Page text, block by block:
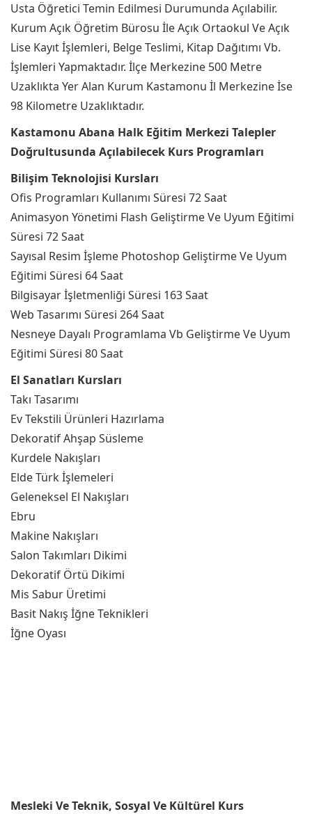
Usta Öğretici Temin Edilmesi Durumunda Açılabilir.
Kurum Açık Öğretim Bürosu İle Açık Ortaokul Ve Açık
Lise Kayıt İşlemleri, Belge Teslimi, Kitap Dağıtımı Vb.
İşlemleri Yapmaktadır. İlçe Merkezine 500 Metre
Uzaklıkta Yer Alan Kurum Kastamonu İl Merkezine İse
98 Kilometre Uzaklıktadır.
Kastamonu Abana Halk Eğitim Merkezi Talepler
Doğrultusunda Açılabilecek Kurs Programları
Bilişim Teknolojisi Kursları
Ofis Programları Kullanımı Süresi 72 Saat
Animasyon Yönetimi Flash Geliştirme Ve Uyum Eğitimi
Süresi 72 Saat
Sayısal Resim İşleme Photoshop Geliştirme Ve Uyum
Eğitimi Süresi 64 Saat
Bilgisayar İşletmenliği Süresi 163 Saat
Web Tasarımı Süresi 264 Saat
Nesneye Dayalı Programlama Vb Geliştirme Ve Uyum
Eğitimi Süresi 80 Saat
El Sanatları Kursları
Takı Tasarımı
Ev Tekstili Ürünleri Hazırlama
Dekoratif Ahşap Süsleme
Kurdele Nakışları
Elde Türk İşlemeleri
Geleneksel El Nakışları
Ebru
Makine Nakışları
Salon Takımları Dikimi
Dekoratif Örtü Dikimi
Mis Sabur Üretimi
Basit Nakış İğne Teknikleri
İğne Oyası
Mesleki Ve Teknik, Sosyal Ve Kültürel Kurs